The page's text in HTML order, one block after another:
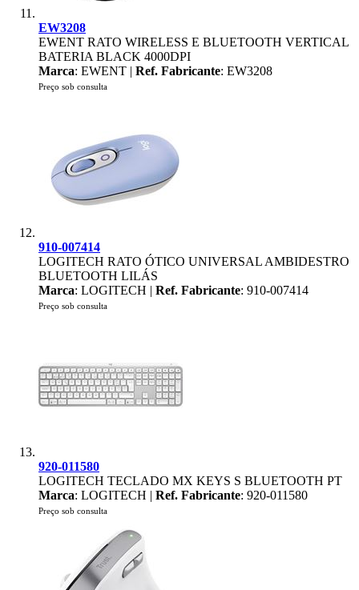
EW3208
EWENT RATO WIRELESS E BLUETOOTH VERTICAL
BATERIA BLACK 4000DPI
Marca: EWENT | Ref. Fabricante: EW3208
Preço sob consulta
910-007414
LOGITECH RATO ÓTICO UNIVERSAL AMBIDESTRO
BLUETOOTH LILÁS
Marca: LOGITECH | Ref. Fabricante: 910-007414
Preço sob consulta
920-011580
LOGITECH TECLADO MX KEYS S BLUETOOTH PT
Marca: LOGITECH | Ref. Fabricante: 920-011580
Preço sob consulta